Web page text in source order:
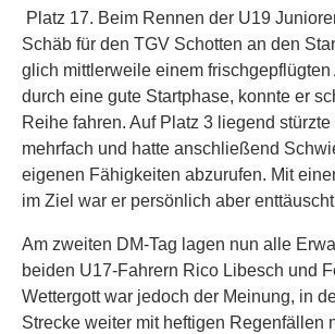
Platz 17. Beim Rennen der U19
Schäb für den TGV Schotten an den
glich mittlerweile einem frischgepflügten
durch eine gute Startphase, konnte er
Reihe fahren. Auf Platz 3 liegend stürzte
mehrfach und hatte anschließend
eigenen Fähigkeiten abzurufen. Mit
im Ziel war er persönlich aber
Am zweiten DM-Tag lagen nun alle
beiden U17-Fahrern Rico Libesch und
Wettergott war jedoch der Meinung, in
Strecke weiter mit heftigen Regenfällen